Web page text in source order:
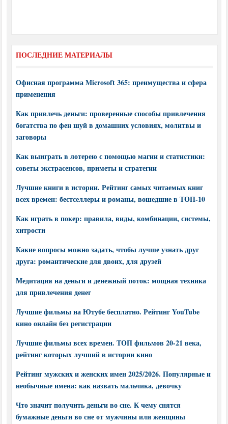
ПОСЛЕДНИЕ МАТЕРИАЛЫ
Офисная программа Microsoft 365: преимущества и сфера
применения
Как привлечь деньги: проверенные способы привлечения
богатства по фен шуй в домашних условиях, молитвы и
заговоры
Как выиграть в лотерею с помощью магии и статистики:
советы экстрасенсов, приметы и стратегии
Лучшие книги в истории. Рейтинг самых читаемых книг
всех времен: бестселлеры и романы, вошедшие в ТОП-10
Как играть в покер: правила, виды, комбинации, системы,
хитрости
Какие вопросы можно задать, чтобы лучше узнать друг
друга: романтические для двоих, для друзей
Медитация на деньги и денежный поток: мощная техника
для привлечения денег
Лучшие фильмы на Ютубе бесплатно. Рейтинг YouTube
кино онлайн без регистрации
Лучшие фильмы всех времен. ТОП фильмов 20-21 века,
рейтинг которых лучший в истории кино
Рейтинг мужских и женских имен 2025/2026. Популярные и
необычные имена: как назвать мальчика, девочку
Что значит получить деньги во сне. К чему снятся
бумажные деньги во сне от мужчины или женщины